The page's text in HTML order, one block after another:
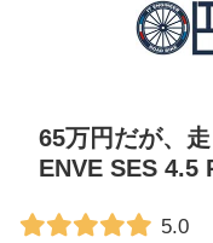
65万円だが、
ENVE SES 4.5
5.0